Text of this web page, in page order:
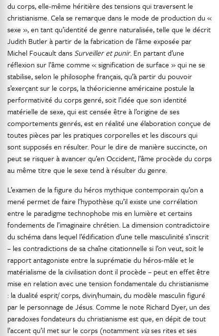
du corps, elle-même héritière des tensions qui traversent le
christianisme. Cela se remarque dans le mode de production du «
sexe », en tant qu’identité de genre naturalisée, telle que le décrit
Judith Butler à partir de la fabrication de l’âme exposée par
Michel Foucault dans Surveiller et punir. En partant d’une
réflexion sur l’âme comme « signification de surface » qui ne se
stabilise, selon le philosophe français, qu’à partir du pouvoir
s’exerçant sur le corps, la théoricienne américaine postule la
performativité du corps genré, soit l’idée que son identité
matérielle de sexe, qui est censée être à l’origine de ses
comportements genrés, est en réalité une élaboration conçue de
toutes pièces par les pratiques corporelles et les discours qui
sont supposés en résulter. Pour le dire de manière succincte, on
peut se risquer à avancer qu’en Occident, l’âme procède du corps
au même titre que le sexe tend à résulter du genre.
L’examen de la figure du héros mythique contemporain qu’on a
mené permet de faire l’hypothèse qu’il existe une corrélation
entre le paradigme technophobe mis en lumière et certains
fondements de l’imaginaire chrétien. La dimension contradictoire
du schéma dans lequel l’édification d’une telle masculinité s’inscrit
– les contradictions de sa chaîne citationnelle si l’on veut, soit le
rapport antagoniste entre la suprématie du héros-mâle et le
matérialisme de la civilisation dont il procède – peut en effet être
mise en relation avec une tension fondamentale du christianisme
: la dualité esprit/ corps, divin/humain, du modèle masculin figuré
par le personnage de Jésus. Comme le note Richard Dyer, un des
paradoxes fondateurs du christianisme est que, en dépit de tout
l’accent qu’il met sur le corps (notamment viases rites et ses